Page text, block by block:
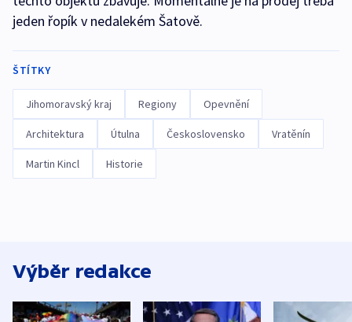
jeden řopík v nedalekém Šatově.
ŠTÍTKY
Jihomoravský kraj Regiony Opevnění
Architektura Útulna Československo Vratěnín
Martin Kincl Historie
Výběr redakce